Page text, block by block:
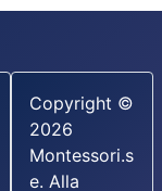
Copyright ©
2026
Montessori.s
e. Alla